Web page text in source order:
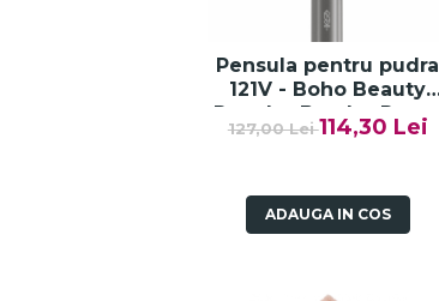
Pensula pentru pudra
121V - Boho Beauty
Powder Brush - Paese
127,00 Lei114,30 Lei
ADAUGA IN COS